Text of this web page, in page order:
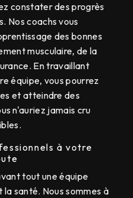
constater des progrès
Nos coachs vous
des bonnes
musculaire, de la
En travaillant
équipe, vous pourrez
et atteindre des
n'auriez jamais cru
à votre
tout une équipe
santé. Nous sommes à